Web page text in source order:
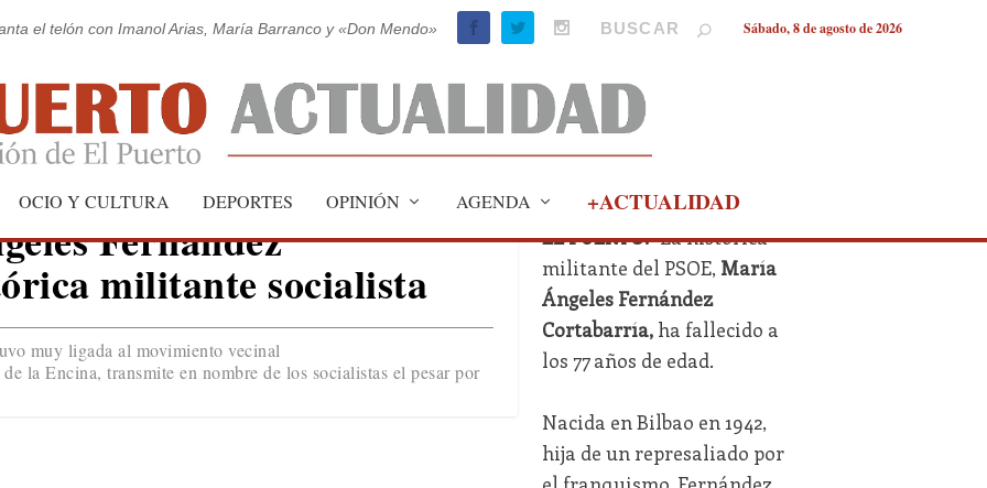
el telón con Imanol Arias, María Barranco y «Don Mendo» Sábado, 8 de agosto de 2026
OCIO Y CULTURA DEPORTES OPINIÓN AGENDA +ACTUALIDAD
Fernández
militante socialista
muy ligada al movimiento vecinal
la Encina, transmite en nombre de los socialistas el pesar por
EL PUERTO.-La histórica
militante del PSOE, María
Ángeles Fernández
Cortabarría,ha fallecido a
los 77 años de edad.
Nacida en Bilbao en 1942,
hija de un represaliado por